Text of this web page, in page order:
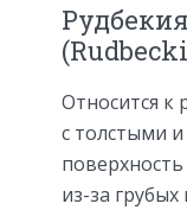
Относится к
с толстыми
из-за